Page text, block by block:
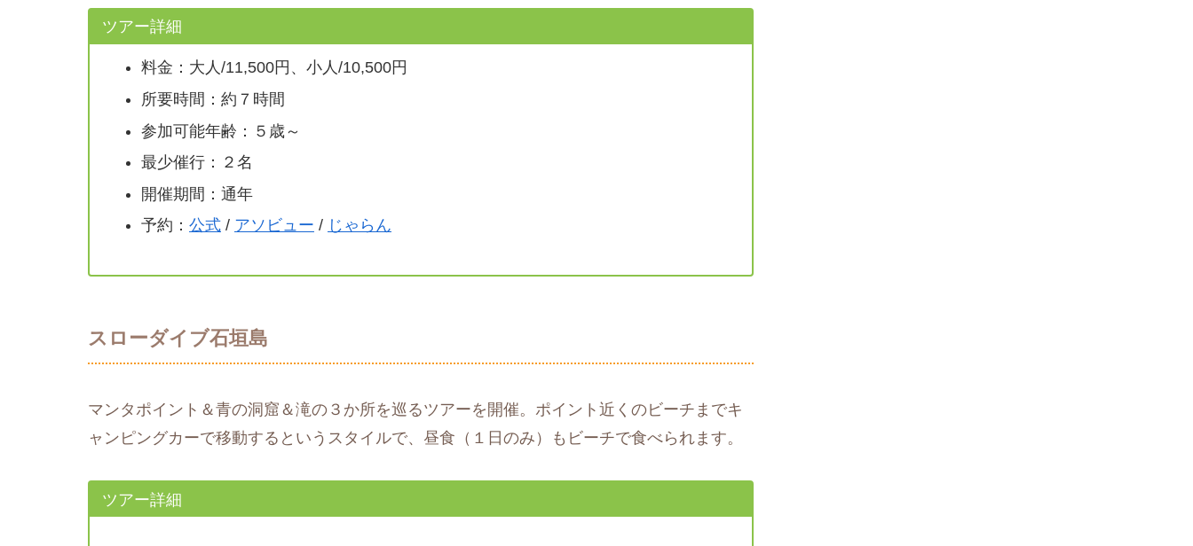
ツアー詳細
料金：大人/11,500円、小人/10,500円
所要時間：約７時間
参加可能年齢：５歳～
最少催行：２名
開催期間：通年
予約： 公式/ アソビュー / じゃらん
スローダイブ石垣島
マンタポイント＆青の洞窟＆滝の３か所を巡るツアーを開催。ポイント近くのビーチまでキ
ャンピングカーで移動するというスタイルで、昼食（１日のみ）もビーチで食べられます。
ツアー詳細